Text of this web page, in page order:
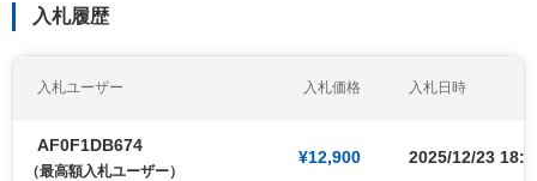
入札履歴
入札ユーザー 入札価格 入札日時
AF0F1DB674
（最高額入札ユーザー）
¥12,900 2025/12/23